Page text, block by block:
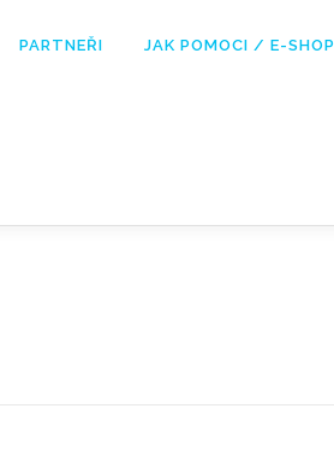
PARTNEŘI JAK POMOCI / E-SHOP